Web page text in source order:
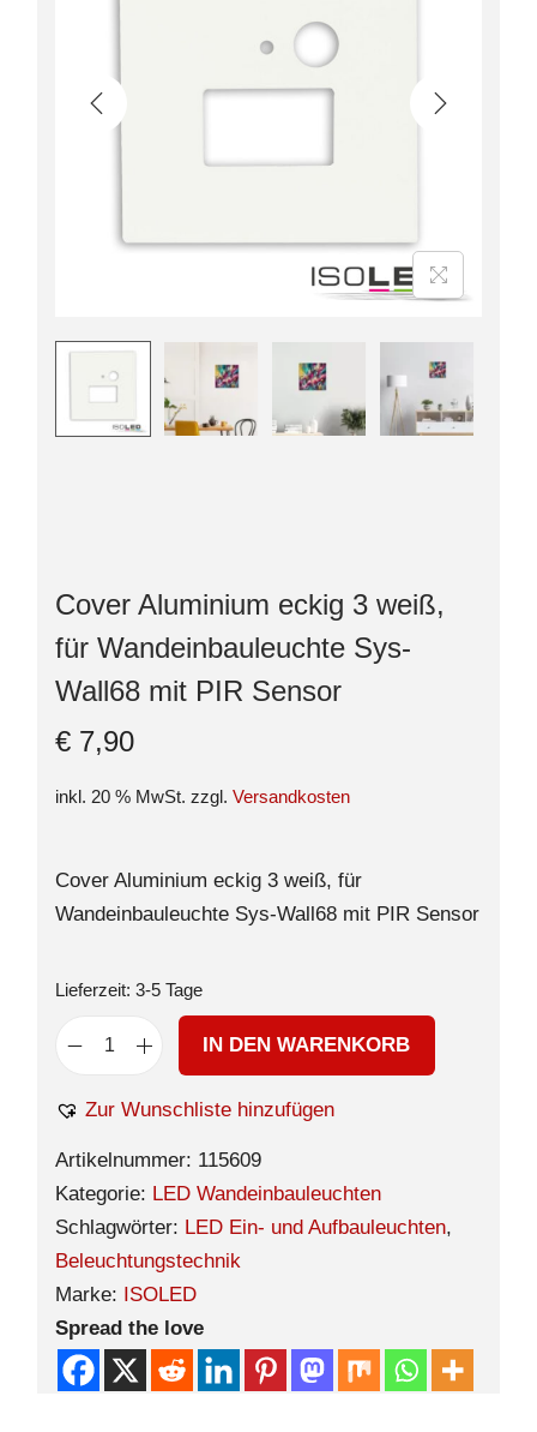
Cover Aluminium eckig 3 weiß,
für Wandeinbauleuchte Sys-
Wall68 mit PIR Sensor
€ 7,90
inkl. 20 % MwSt. zzgl. Versandkosten
Cover Aluminium eckig 3 weiß, für
Wandeinbauleuchte Sys-Wall68 mit PIR Sensor
Lieferzeit: 3-5 Tage
IN DEN WARENKORB
Zur Wunschliste hinzufügen
Artikelnummer: 115609
Kategorie: LED Wandeinbauleuchten
Schlagwörter: LED Ein- und Aufbauleuchten,
Beleuchtungstechnik
Marke: ISOLED
Spread the love